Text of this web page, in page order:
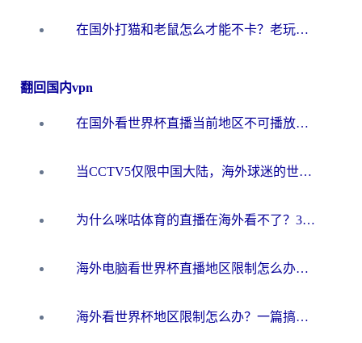
在国外打猫和老鼠怎么才能不卡？老玩家亲测的终极加速指南
翻回国内vpn
在国外看世界杯直播当前地区不可播放？海外党必看的回国加速全攻略
当CCTV5仅限中国大陆，海外球迷的世界杯狂欢如何继续？
为什么咪咕体育的直播在海外看不了？3步解决海外看世界杯+抖音地区限制难题
海外电脑看世界杯直播地区限制怎么办？你需要一个聪明的加速器
海外看世界杯地区限制怎么办？一篇搞定咪咕视频播放+国内资源无缝访问指南